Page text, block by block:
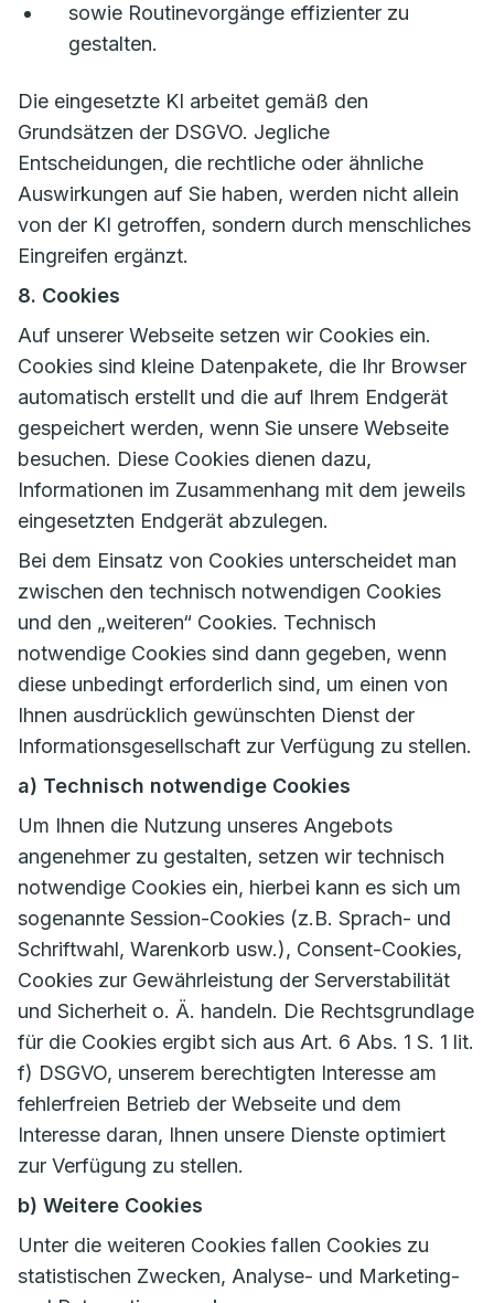
sowie Routinevorgänge effizienter zu
gestalten.
Die eingesetzte KI arbeitet gemäß den
Grundsätzen der DSGVO. Jegliche
Entscheidungen, die rechtliche oder ähnliche
Auswirkungen auf Sie haben, werden nicht allein
von der KI getroffen, sondern durch menschliches
Eingreifen ergänzt.
8. Cookies
Auf unserer Webseite setzen wir Cookies ein.
Cookies sind kleine Datenpakete, die Ihr Browser
automatisch erstellt und die auf Ihrem Endgerät
gespeichert werden, wenn Sie unsere Webseite
besuchen. Diese Cookies dienen dazu,
Informationen im Zusammenhang mit dem jeweils
eingesetzten Endgerät abzulegen.
Bei dem Einsatz von Cookies unterscheidet man
zwischen den technisch notwendigen Cookies
und den „weiteren“ Cookies. Technisch
notwendige Cookies sind dann gegeben, wenn
diese unbedingt erforderlich sind, um einen von
Ihnen ausdrücklich gewünschten Dienst der
Informationsgesellschaft zur Verfügung zu stellen.
a) Technisch notwendige Cookies
Um Ihnen die Nutzung unseres Angebots
angenehmer zu gestalten, setzen wir technisch
notwendige Cookies ein, hierbei kann es sich um
sogenannte Session-Cookies (z.B. Sprach- und
Schriftwahl, Warenkorb usw.), Consent-Cookies,
Cookies zur Gewährleistung der Serverstabilität
und Sicherheit o. Ä. handeln. Die Rechtsgrundlage
für die Cookies ergibt sich aus Art. 6 Abs. 1 S. 1 lit.
f) DSGVO, unserem berechtigten Interesse am
fehlerfreien Betrieb der Webseite und dem
Interesse daran, Ihnen unsere Dienste optimiert
zur Verfügung zu stellen.
b) Weitere Cookies
Unter die weiteren Cookies fallen Cookies zu
statistischen Zwecken, Analyse- und Marketing-